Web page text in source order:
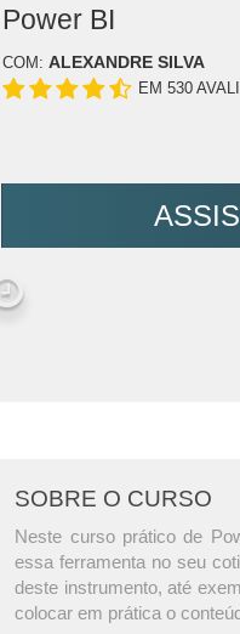
Power BI
COM: ALEXANDRE SILVA
EM 530
SOBRE O CURSO
Neste curso prático de
essa ferramenta no seu
deste instrumento, até
colocar em prática o